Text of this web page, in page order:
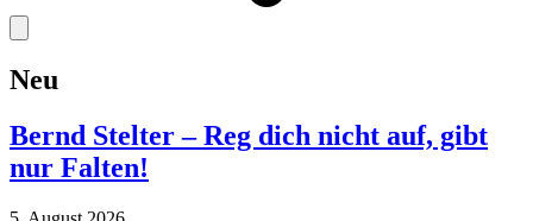
Neu
Bernd Stelter – Reg dich nicht auf, gibt
nur Falten!